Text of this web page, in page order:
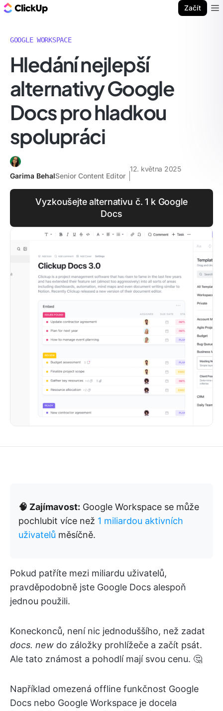
Začít
GOOGLE WORKSPACE
Hledání nejlepší
alternativy Google
Docs pro hladkou
spolupráci
Garima BehalSenior Content Editor
12. května 2025
Vyzkoušejte alternativu č. 1 k Google
Docs
🧠 Zajímavost: Google Workspace se může
pochlubit více než 1 miliardou aktivních
uživatelů měsíčně.
Pokud patříte mezi miliardu uživatelů,
pravděpodobně jste Google Docs alespoň
jednou použili.
Koneckonců, není nic jednoduššího, než zadat
docs. new do záložky prohlížeče a začít psát.
Ale tato známost a pohodlí mají svou cenu. 🤔
Například omezená offline funkčnost Google
Docs nebo Google Workspace je docela